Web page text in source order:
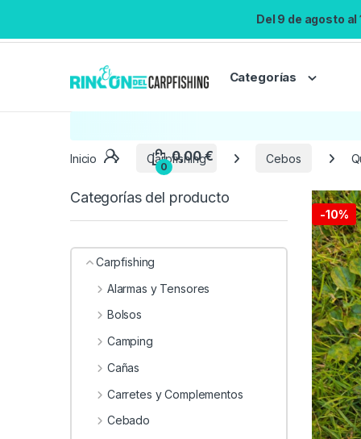
Del 9 de agosto
Categorías
Inicio Carpfishing Cebos
-10%
Categorías del producto
Carpfishing
Alarmas y Tensores
Bolsos
Camping
Cañas
Carretes y Complementos
Cebado